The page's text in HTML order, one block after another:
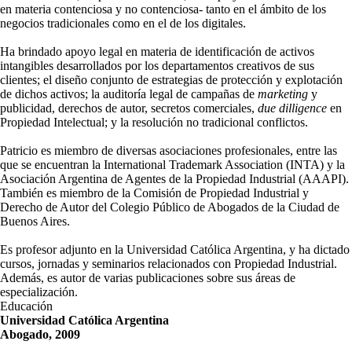
en materia contenciosa y no contenciosa- tanto en el ámbito de los
negocios tradicionales como en el de los digitales.
Ha brindado apoyo legal en materia de identificación de activos
intangibles desarrollados por los departamentos creativos de sus
clientes; el diseño conjunto de estrategias de protección y explotación
de dichos activos; la auditoría legal de campañas de marketing y
publicidad, derechos de autor, secretos comerciales, due dilligence en
Propiedad Intelectual; y la resolución no tradicional conflictos.
Patricio es miembro de diversas asociaciones profesionales, entre las
que se encuentran la International Trademark Association (INTA) y la
Asociación Argentina de Agentes de la Propiedad Industrial (AAAPI).
También es miembro de la Comisión de Propiedad Industrial y
Derecho de Autor del Colegio Público de Abogados de la Ciudad de
Buenos Aires.
Es profesor adjunto en la Universidad Católica Argentina, y ha dictado
cursos, jornadas y seminarios relacionados con Propiedad Industrial.
Además, es autor de varias publicaciones sobre sus áreas de
especialización.
Educación
Universidad Católica Argentina
Abogado, 2009